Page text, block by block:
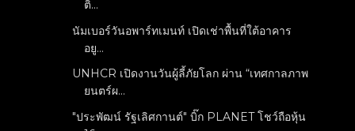
ติ...
นัมเบอร์วันอพาร์ทเมนท์ เปิดเช่าพื้นที่ใต้อาคาร
อยู...
UNHCR เปิดงานวันผู้ลี้ภัยโลก ผ่าน “เทศกาลภาพ
ยนตร์ผ...
"ประพัฒน์ รัฐเลิศกานต์" บิ๊ก PLANET โชว์ถือหุ้น